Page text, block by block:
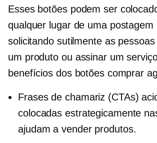
Esses botões podem ser
qualquer lugar de uma postagem
solicitando sutilmente as
um produto ou assinar um
benefícios dos botões comprar
Frases de chamariz (CTAs)
colocadas estrategicamente
ajudam a vender produtos.